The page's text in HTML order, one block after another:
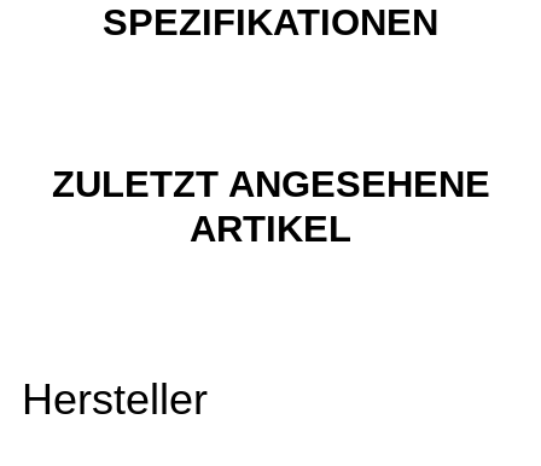
SPEZIFIKATIONEN
ZULETZT ANGESEHENE
ARTIKEL
Hersteller